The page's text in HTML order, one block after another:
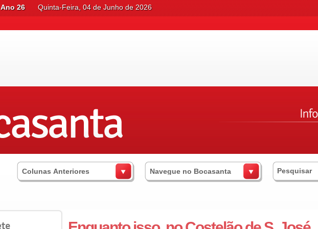
Número 9052 Ano 26 Quinta-Feira, 04 de Junho de 2026
Colunas Anteriores Navegue no Bocasanta